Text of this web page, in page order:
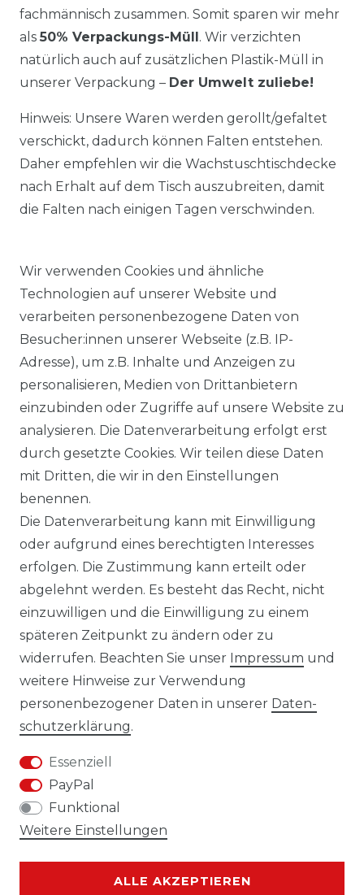
fachmännisch zusammen. Somit sparen wir mehr
als 50% Verpackungs-Müll. Wir verzichten
natürlich auch auf zusätzlichen Plastik-Müll in
unserer Verpackung – Der Umwelt zuliebe!
Hinweis: Unsere Waren werden gerollt/gefaltet
verschickt, dadurch können Falten entstehen.
Daher empfehlen wir die Wachstuschtischdecke
nach Erhalt auf dem Tisch auszubreiten, damit
die Falten nach einigen Tagen verschwinden.
KOSTENLOSER & SCHNELLER VERSAND
LIEFERZEIT ETWA 1 BIS 3 WERKTAGE
14 TAGE RÜCKGABERECHT
Laro-Shop.de
06233-7705680
info@laro-shop.de
Montag - Freitag, 09:00 - 17:00
Widerrufs­recht
Daten­schutz­erklärung
Wir verwenden Cookies und ähnliche
Technologien auf unserer Website und
verarbeiten personenbezogene Daten von
Besucher:innen unserer Webseite (z.B. IP-
Adresse), um z.B. Inhalte und Anzeigen zu
personalisieren, Medien von Drittanbietern
einzubinden oder Zugriffe auf unsere Website zu
analysieren. Die Datenverarbeitung erfolgt erst
durch gesetzte Cookies. Wir teilen diese Daten
mit Dritten, die wir in den Einstellungen
benennen.
Die Datenverarbeitung kann mit Einwilligung
oder aufgrund eines berechtigten Interesses
erfolgen. Die Zustimmung kann erteilt oder
abgelehnt werden. Es besteht das Recht, nicht
einzuwilligen und die Einwilligung zu einem
späteren Zeitpunkt zu ändern oder zu
widerrufen. Beachten Sie unser Impressum und
weitere Hinweise zur Verwendung
personenbezogener Daten in unserer Daten­
schutz­erklärung.
Essenziell
PayPal
Funktional
Weitere Einstellungen
ALLE AKZEPTIEREN